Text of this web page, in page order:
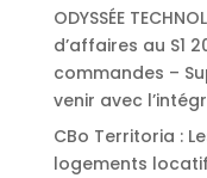
ODYSSÉE
d’affaires au S1
commandes –
venir avec
CBo Territoria :
logements